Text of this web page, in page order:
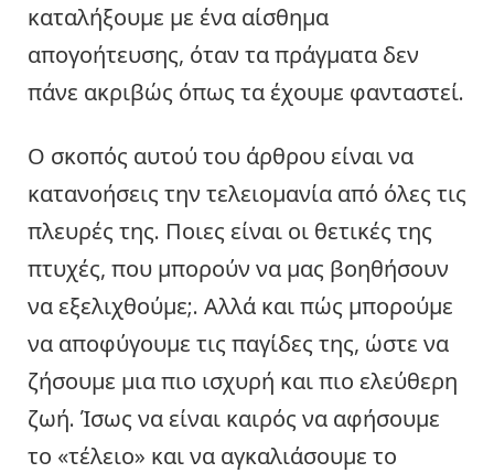
καταλήξουμε με ένα αίσθημα
απογοήτευσης, όταν τα πράγματα δεν
πάνε ακριβώς όπως τα έχουμε φανταστεί.
Ο σκοπός αυτού του άρθρου είναι να
κατανοήσεις την τελειομανία από όλες τις
πλευρές της. Ποιες είναι οι θετικές της
πτυχές, που μπορούν να μας βοηθήσουν
να εξελιχθούμε;. Αλλά και πώς μπορούμε
να αποφύγουμε τις παγίδες της, ώστε να
ζήσουμε μια πιο ισχυρή και πιο ελεύθερη
ζωή. Ίσως να είναι καιρός να αφήσουμε
το «τέλειο» και να αγκαλιάσουμε το